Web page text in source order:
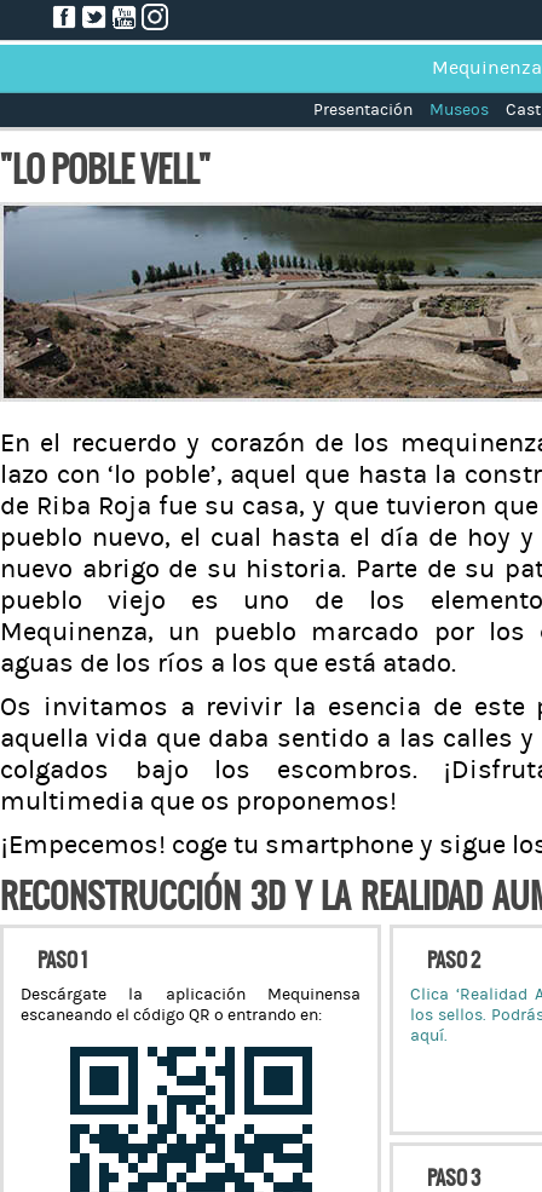
Mequinenza
Presentación Museos
"LO POBLE VELL"
En el recuerdo y corazón de los
lazo con ‘lo poble’, aquel que hasta la
de Riba Roja fue su casa, y que tuvieron
pueblo nuevo, el cual hasta el día de hoy
nuevo abrigo de su historia. Parte de su
pueblo viejo es uno de los
Mequinenza, un pueblo marcado por
aguas de los ríos a los que está atado.
Os invitamos a revivir la esencia de este
aquella vida que daba sentido a las calles y
colgados bajo los escombros.
multimedia que os proponemos!
¡Empecemos! coge tu smartphone y sigue
RECONSTRUCCIÓN 3D Y LA REALIDAD
PASO 1
Descárgate la aplicación Mequinensa
escaneando el código QR o entrando en:
PASO 2
Clica ‘Realidad
los sellos.
aquí.
PASO 3